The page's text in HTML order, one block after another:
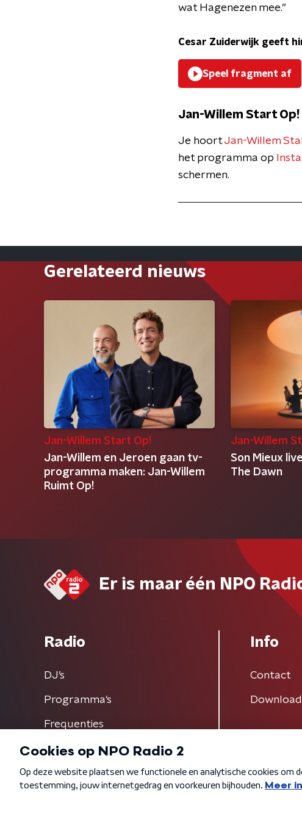
wat Hagenezen mee.”
Cesar Zuiderwijk geeft
Speel fragment af
Jan-Willem Start Op!
Je hoortJan-Willem
het programma op
schermen.
Gerelateerd nieuws
Jan-Willem Start Op!
Jan-Willem en Jeroen gaan tv-
programma maken: Jan-Willem
Ruimt Op!
Jan-Willem
Son Mieux
The Dawn
Er is maar één NPO
Radio
DJ’s
Programma's
Frequenties
Info
Contact
Algemene voorwaarden Privacybeleid